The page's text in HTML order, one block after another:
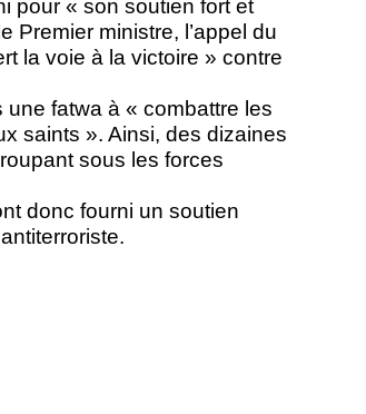
pour « son soutien fort et
Premier ministre, l’appel du
la voie à la victoire » contre
une fatwa à « combattre les
saints ». Ainsi, des dizaines
sous les forces
donc fourni un soutien